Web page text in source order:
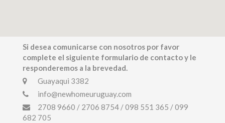
Si desea comunicarse con nosotros por favor
complete el siguiente formulario de contacto y le
responderemos a la brevedad.
Guayaqui 3382
info@newhomeuruguay.com
2708 9660 / 2706 8754 / 098 551 365 / 099
682 705